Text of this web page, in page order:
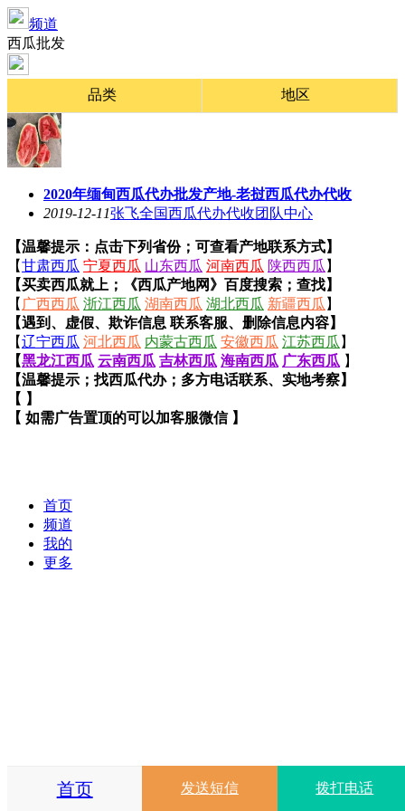
频道
西瓜批发
品类 地区
2020年缅甸西瓜代办批发产地-老挝西瓜代办代收
2019-12-11张飞全国西瓜代办代收团队中心
首页 发送短信 拨打电话
【温馨提示：点击下列省份；可查看产地联系方式】
【甘肃西瓜 宁夏西瓜 山东西瓜 河南西瓜 陕西西瓜 】
【买卖西瓜就上；《西瓜产地网》百度搜索；查找】
【 广西西瓜 浙江西瓜 湖南西瓜 湖北西瓜 新疆西瓜 】
【遇到、虚假、欺诈信息 联系客服、删除信息内容】
【辽宁西瓜 河北西瓜 内蒙古西瓜 安徽西瓜 江苏西瓜 】
【黑龙江西瓜 云南西瓜 吉林西瓜 海南西瓜 广东西瓜 】
【温馨提示；找西瓜代办；多方电话联系、实地考察】
【 】
【 如需广告置顶的可以加客服微信 】
首页
频道
我的
更多